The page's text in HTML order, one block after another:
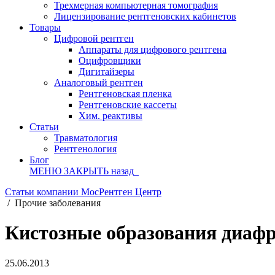
Трехмерная компьютерная томография
Лицензирование рентгеновских кабинетов
Товары
Цифровой рентген
Аппараты для цифрового рентгена
Оцифровщики
Дигитайзеры
Аналоговый рентген
Рентгеновская пленка
Рентгеновские кассеты
Хим. реактивы
Статьи
Травматология
Рентгенология
Блог
МЕНЮ ЗАКРЫТЬ назад
Статьи компании МосРентген Центр
/ Прочие заболевания
Кистозные образования
25.06.2013